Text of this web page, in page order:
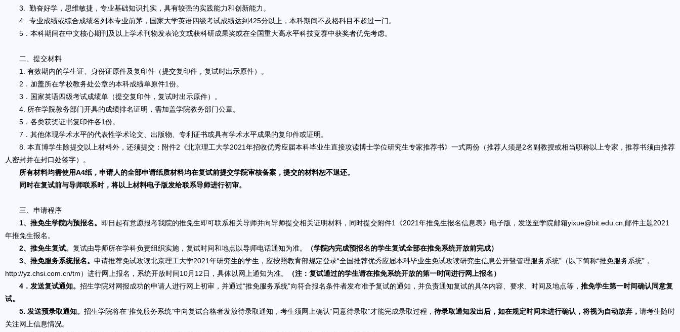
3. 勤奋好学，思维敏捷，专业基础知识扎实，具有较强的实践能力和创新能力。
4. 专业成绩或综合成绩名列本专业前茅，国家大学英语四级考试成绩达到425分以上，本科期间不及格科目不超过一门。
5．本科期间在中文核心期刊及以上学术刊物发表论文或获科研成果奖或在全国重大高水平科技竞赛中获奖者优先考虑。
二、提交材料
1. 有效期内的学生证、身份证原件及复印件（提交复印件，复试时出示原件）。
2．加盖所在学校教务处公章的本科成绩单原件1份。
3．国家英语四级考试成绩单（提交复印件，复试时出示原件）。
4. 所在学院教务部门开具的成绩排名证明，需加盖学院教务部门公章。
5．各类获奖证书复印件各1份。
7．其他体现学术水平的代表性学术论文、出版物、专利证书或具有学术水平成果的复印件或证明。
8. 本直博学生除提交以上材料外，还须提交：附件2《北京理工大学2021年招收优秀应届本科毕业生直接攻读博士学位研究生专家推荐书》一式两份（推荐人须是2名副教授或相当职称以上专家，推荐书须由推荐
人密封并在封口处签字）。
所有材料均需使用A4纸，申请人的全部申请纸质材料均在复试前提交学院审核备案，提交的材料恕不退还。
同时在复试前与导师联系时，将以上材料电子版发给联系导师进行初审。
三、申请程序
1、推免生学院内预报名。
即日起有意愿报考我院的推免生即可联系相关导师并向导师提交相关证明材料，同时提交附件1《2021年推免生报名信息表》电子版，发送至学院邮箱yixue@bit.edu.cn,邮件主题2021
年推免生报名。
2、推免生复试。 复试由导师所在学科负责组织实施，复试时间和地点以导师电话通知为准。
（学院内完成预报名的学生复试全部在推免系统开放前完成）
3、推免服务系统报名。 申请推荐免试攻读北京理工大学2021年研究生的学生，应按照教育部规定登录“全国推荐优秀应届本科毕业生免试攻读研究生信息公开暨管理服务系统”（以下简称“推免服务系统”，
http://yz.chsi.com.cn/tm）进行网上报名，系统开放时间10月12日，具体以网上通知为准。
（注：复试通过的学生请在推免系统开放的第一时间进行网上报名）
4．发送复试通知。 招生学院对网报成功的申请人进行网上初审，并通过“推免服务系统”向符合报名条件者发布准予复试的通知，并负责通知复试的具体内容、要求、时间及地点等， 推免学生第一时间确认同意复
试。
5. 发送预录取通知。 招生学院将在“推免服务系统”中向复试合格者发放待录取通知，考生须网上确认“同意待录取”才能完成录取过程， 待录取通知发出后，如在规定时间未进行确认，将视为自动放弃， 请考生随时
关注网上信息情况。